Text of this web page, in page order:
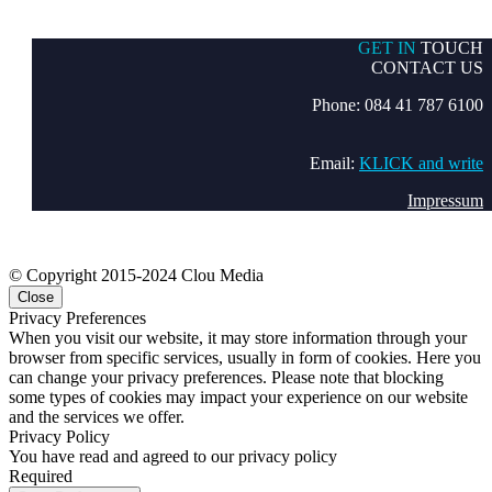
GET IN TOUCH
CONTACT US
Phone: 084 41 787 6100
Email: KLICK and write
Impressum
© Copyright 2015-2024 Clou Media
Close
Privacy Preferences
When you visit our website, it may store information through your
browser from specific services, usually in form of cookies. Here you
can change your privacy preferences. Please note that blocking
some types of cookies may impact your experience on our website
and the services we offer.
Privacy Policy
You have read and agreed to our privacy policy
Required